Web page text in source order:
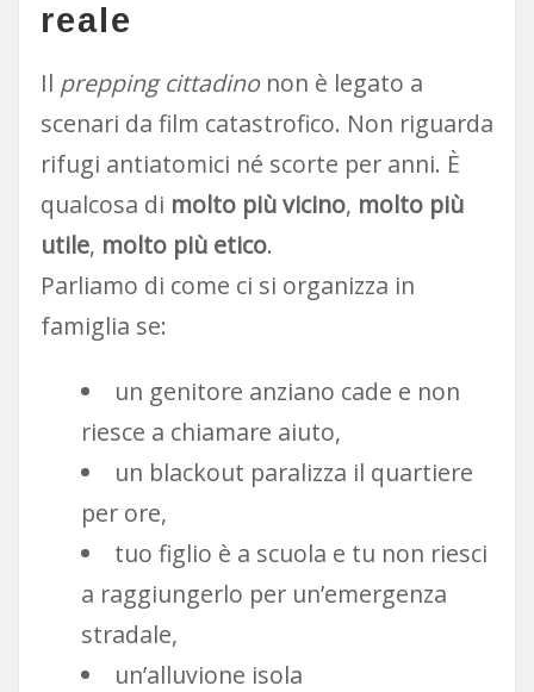
reale
Il prepping cittadinonon è legato a
scenari da film catastrofico. Non riguarda
rifugi antiatomici né scorte per anni. È
qualcosa di molto più vicino, molto più
utile, molto più etico.
Parliamo di come ci si organizza in
famiglia se:
un genitore anziano cade e non
riesce a chiamare aiuto,
un blackout paralizza il quartiere
per ore,
tuo figlio è a scuola e tu non riesci
a raggiungerlo per un’emergenza
stradale,
un’alluvione isola